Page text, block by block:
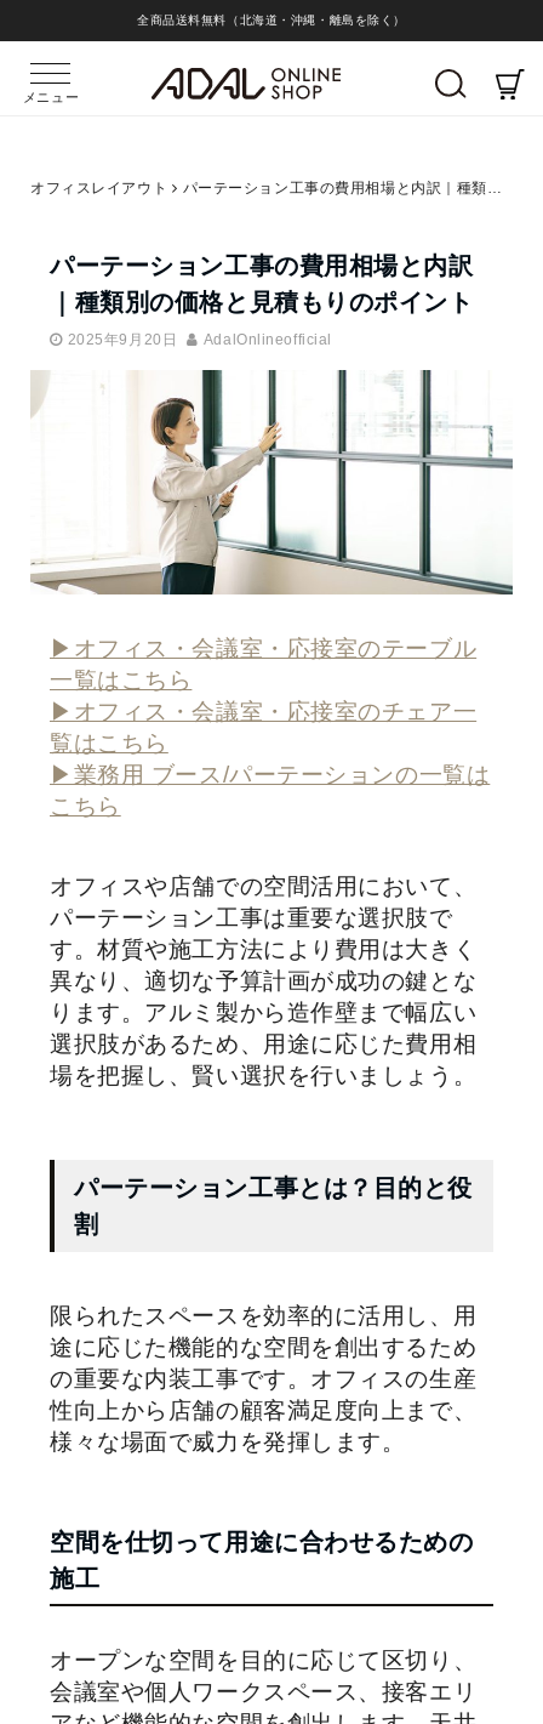
全商品送料無料（北海道・沖縄・離島を除く）
メニュー
オフィスレイアウト パーテーション工事の費用相場と内訳｜種類別の価格と見積もりのポイント
パーテーション工事の費用相場と内訳
｜種類別の価格と見積もりのポイント
2025年9月20日 AdalOnlineofficial
▶オフィス・会議室・応接室のテーブル
一覧はこちら
▶オフィス・会議室・応接室のチェア一
覧はこちら
▶業務用 ブース/パーテーションの一覧は
こちら
オフィスや店舗での空間活用において、
パーテーション工事は重要な選択肢で
す。材質や施工方法により費用は大きく
異なり、適切な予算計画が成功の鍵とな
ります。アルミ製から造作壁まで幅広い
選択肢があるため、用途に応じた費用相
場を把握し、賢い選択を行いましょう。
パーテーション工事とは？目的と役
割
限られたスペースを効率的に活用し、用
途に応じた機能的な空間を創出するため
の重要な内装工事です。オフィスの生産
性向上から店舗の顧客満足度向上まで、
様々な場面で威力を発揮します。
空間を仕切って用途に合わせるための
施工
オープンな空間を目的に応じて区切り、
会議室や個人ワークスペース、接客エリ